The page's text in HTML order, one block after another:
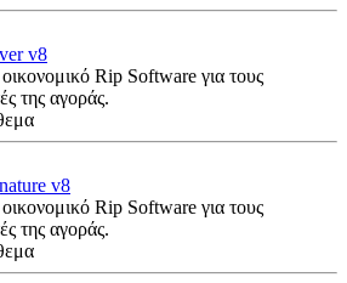
v8
Rip Software για τους
της αγοράς.
v8
Rip Software για τους
της αγοράς.